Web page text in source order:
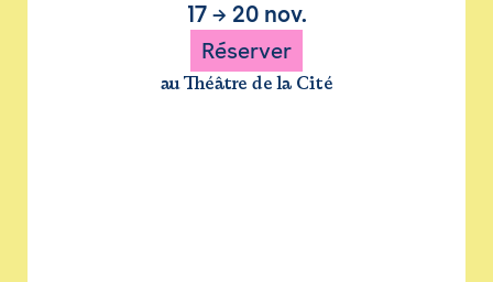
17→ 20 nov.
Réserver
au Théâtre de la Cité